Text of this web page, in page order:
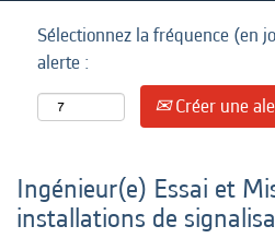
Sélectionnez la fréquence (en
alerte :
Créer une
Ingénieur(e) Essai et
installations de